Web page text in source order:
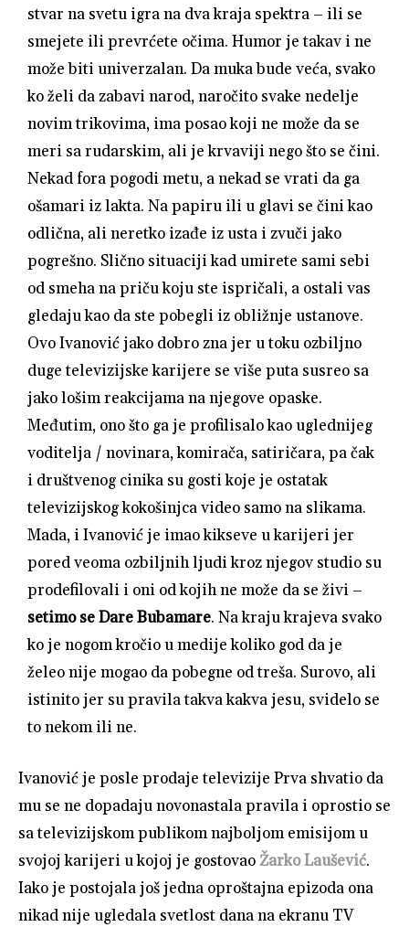
stvar na svetu igra na dva kraja spektra – ili se
smejete ili prevrćete očima. Humor je takav i ne
može biti univerzalan. Da muka bude veća, svako
ko želi da zabavi narod, naročito svake nedelje
novim trikovima, ima posao koji ne može da se
meri sa rudarskim, ali je krvaviji nego što se čini.
Nekad fora pogodi metu, a nekad se vrati da ga
ošamari iz lakta. Na papiru ili u glavi se čini kao
odlična, ali neretko izađe iz usta i zvuči jako
pogrešno. Slično situaciji kad umirete sami sebi
od smeha na priču koju ste ispričali, a ostali vas
gledaju kao da ste pobegli iz obližnje ustanove.
Ovo Ivanović jako dobro zna jer u toku ozbiljno
duge televizijske karijere se više puta susreo sa
jako lošim reakcijama na njegove opaske.
Međutim, ono što ga je profilisalo kao uglednijeg
voditelja / novinara, komirača, satiričara, pa čak
i društvenog cinika su gosti koje je ostatak
televizijskog kokošinjca video samo na slikama.
Mada, i Ivanović je imao kikseve u karijeri jer
pored veoma ozbiljnih ljudi kroz njegov studio su
prodefilovali i oni od kojih ne može da se živi –
setimo se Dare Bubamare. Na kraju krajeva svako
ko je nogom kročio u medije koliko god da je
želeo nije mogao da pobegne od treša. Surovo, ali
istinito jer su pravila takva kakva jesu, svidelo se
to nekom ili ne.
Ivanović je posle prodaje televizije Prva shvatio da
mu se ne dopadaju novonastala pravila i oprostio se
sa televizijskom publikom najboljom emisijom u
svojoj karijeri u kojoj je gostovaoŽarko Laušević.
Iako je postojala još jedna oproštajna epizoda ona
nikad nije ugledala svetlost dana na ekranu TV